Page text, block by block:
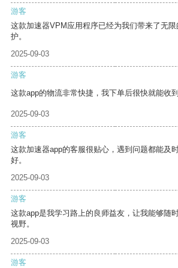
游客
这款加速器VPM应用程序已经为我们带来了无
护。
2025-09-03
游客
这款app的物流非常快捷，我下单后很快就能收到
2025-09-03
游客
这款加速器app的客服很贴心，遇到问题都能及
好。
2025-09-03
游客
这款app是我学习路上的良师益友，让我能够随
视野。
2025-09-03
游客